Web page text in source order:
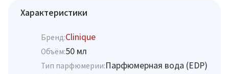
Характеристики
Бренд:Clinique
Объём:50 мл
Тип парфюмерии:Парфюмерная вода (EDP)